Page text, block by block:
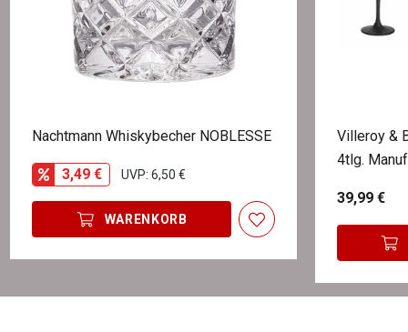
Nachtmann Whiskybecher NOBLESSE
3,49 € UVP: 6,50 €
WARENKORB
Villeroy &
4tlg.
39,99 €